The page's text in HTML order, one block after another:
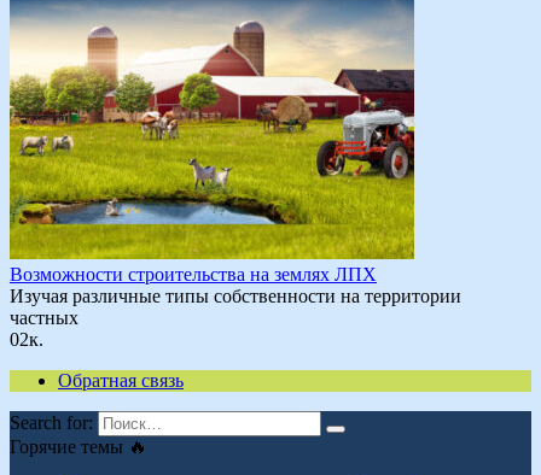
Возможности строительства на землях ЛПХ
Изучая различные типы собственности на территории
частных
02к.
Обратная связь
Search for:
Горячие темы 🔥